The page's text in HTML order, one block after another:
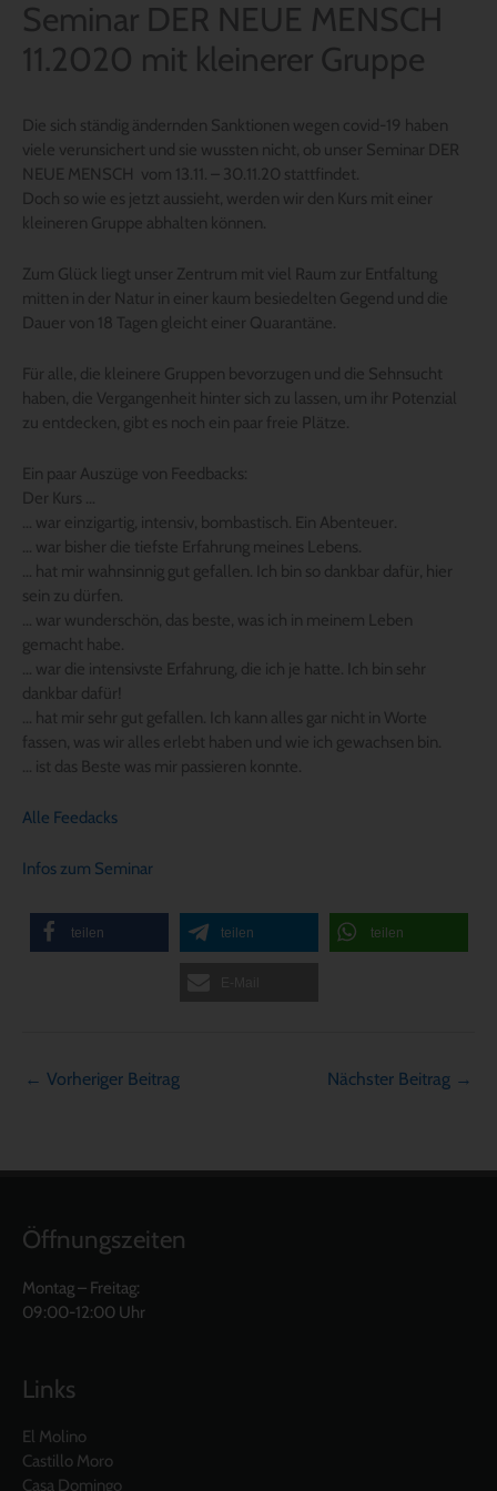
Seminar DER NEUE MENSCH
11.2020 mit kleinerer Gruppe
Die sich ständig ändernden Sanktionen wegen covid-19 haben
viele verunsichert und sie wussten nicht, ob unser Seminar DER
NEUE MENSCH vom 13.11. – 30.11.20 stattfindet.
Doch so wie es jetzt aussieht, werden wir den Kurs mit einer
kleineren Gruppe abhalten können.
Zum Glück liegt unser Zentrum mit viel Raum zur Entfaltung
mitten in der Natur in einer kaum besiedelten Gegend und die
Dauer von 18 Tagen gleicht einer Quarantäne.
Für alle, die kleinere Gruppen bevorzugen und die Sehnsucht
haben, die Vergangenheit hinter sich zu lassen, um ihr Potenzial
zu entdecken, gibt es noch ein paar freie Plätze.
Ein paar Auszüge von Feedbacks:
Der Kurs …
… war einzigartig, intensiv, bombastisch. Ein Abenteuer.
… war bisher die tiefste Erfahrung meines Lebens.
… hat mir wahnsinnig gut gefallen. Ich bin so dankbar dafür, hier
sein zu dürfen.
… war wunderschön, das beste, was ich in meinem Leben
gemacht habe.
… war die intensivste Erfahrung, die ich je hatte. Ich bin sehr
dankbar dafür!
… hat mir sehr gut gefallen. Ich kann alles gar nicht in Worte
fassen, was wir alles erlebt haben und wie ich gewachsen bin.
… ist das Beste was mir passieren konnte.
Alle Feedacks
Infos zum Seminar
teilen teilen teilen
← Vorheriger Beitrag Nächster Beitrag →
Öffnungszeiten
Montag – Freitag:
09:00-12:00 Uhr
Links
El Molino
Castillo Moro
Casa Domingo